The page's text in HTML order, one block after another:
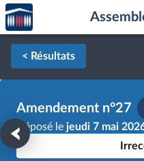
Aller au contenu
Aller en bas de la page
Accèder
à la
page
d'accueil
< Résultats
Amendement n°27
Déposé le jeudi 7 mai